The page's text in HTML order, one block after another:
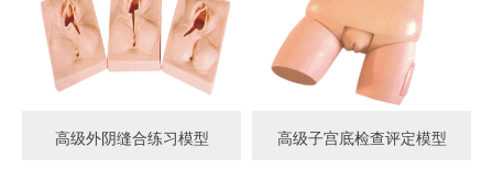
高级外阴缝合练习模型 高级子宫底检查评定模型